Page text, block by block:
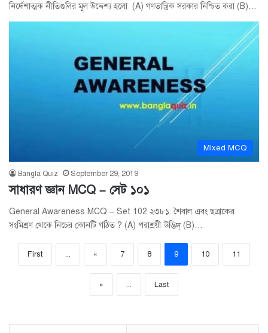
নির্দেশাত্মক নীতিগুলির মূল উদ্দেশ্য হলো (A) গণতান্ত্রিক সরকার নিশ্চিত করা (B)…
Mixed MCQ
Bangla Quiz September 29, 2019
সাধারণ জ্ঞান MCQ – সেট ১০১
General Awareness MCQ – Set 102 ২৩৮১. শৈবাল এবং ছত্রাকের
সংমিশ্রণ থেকে নিচের কোনটি গঠিত ? (A) পরাশ্রয়ী উদ্ভিদ্ (B)…
First ... « 7 8 9 10 11
» ... Last